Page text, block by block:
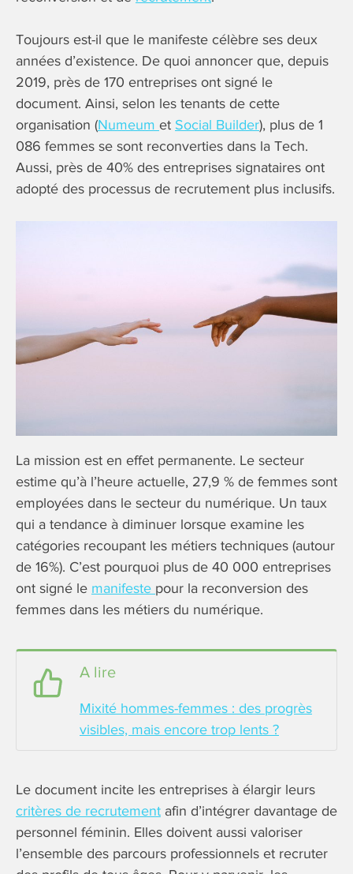
Toujours est-il que le manifeste célèbre ses deux
années d’existence. De quoi annoncer que, depuis
2019, près de 170 entreprises ont signé le
document. Ainsi, selon les tenants de cette
organisation (Numeum et Social Builder), plus de 1
086 femmes se sont reconverties dans la Tech.
Aussi, près de 40% des entreprises signataires ont
adopté des processus de recrutement plus inclusifs.
La mission est en effet permanente. Le secteur
estime qu’à l’heure actuelle, 27,9 % de femmes sont
employées dans le secteur du numérique. Un taux
qui a tendance à diminuer lorsque examine les
catégories recoupant les métiers techniques (autour
de 16%). C’est pourquoi plus de 40 000 entreprises
ont signé le manifeste pour la reconversion des
femmes dans les métiers du numérique.
A lire
Mixité hommes-femmes : des progrès
visibles, mais encore trop lents ?
Le document incite les entreprises à élargir leurs
critères de recrutement afin d’intégrer davantage de
personnel féminin. Elles doivent aussi valoriser
l’ensemble des parcours professionnels et recruter